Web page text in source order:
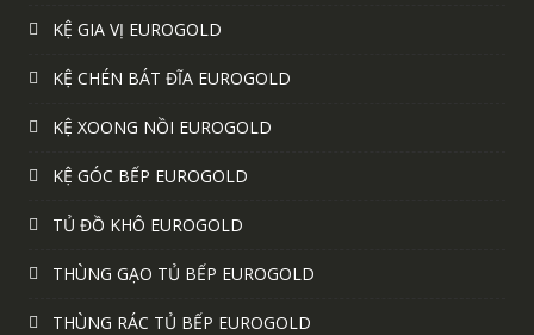
KỆ GIA VỊ EUROGOLD
KỆ CHÉN BÁT ĐĨA EUROGOLD
KỆ XOONG NỒI EUROGOLD
KỆ GÓC BẾP EUROGOLD
TỦ ĐỒ KHÔ EUROGOLD
THÙNG GẠO TỦ BẾP EUROGOLD
THÙNG RÁC TỦ BẾP EUROGOLD